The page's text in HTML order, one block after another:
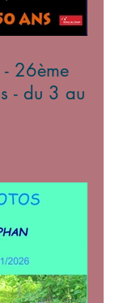
- 26ème
- du 3 au